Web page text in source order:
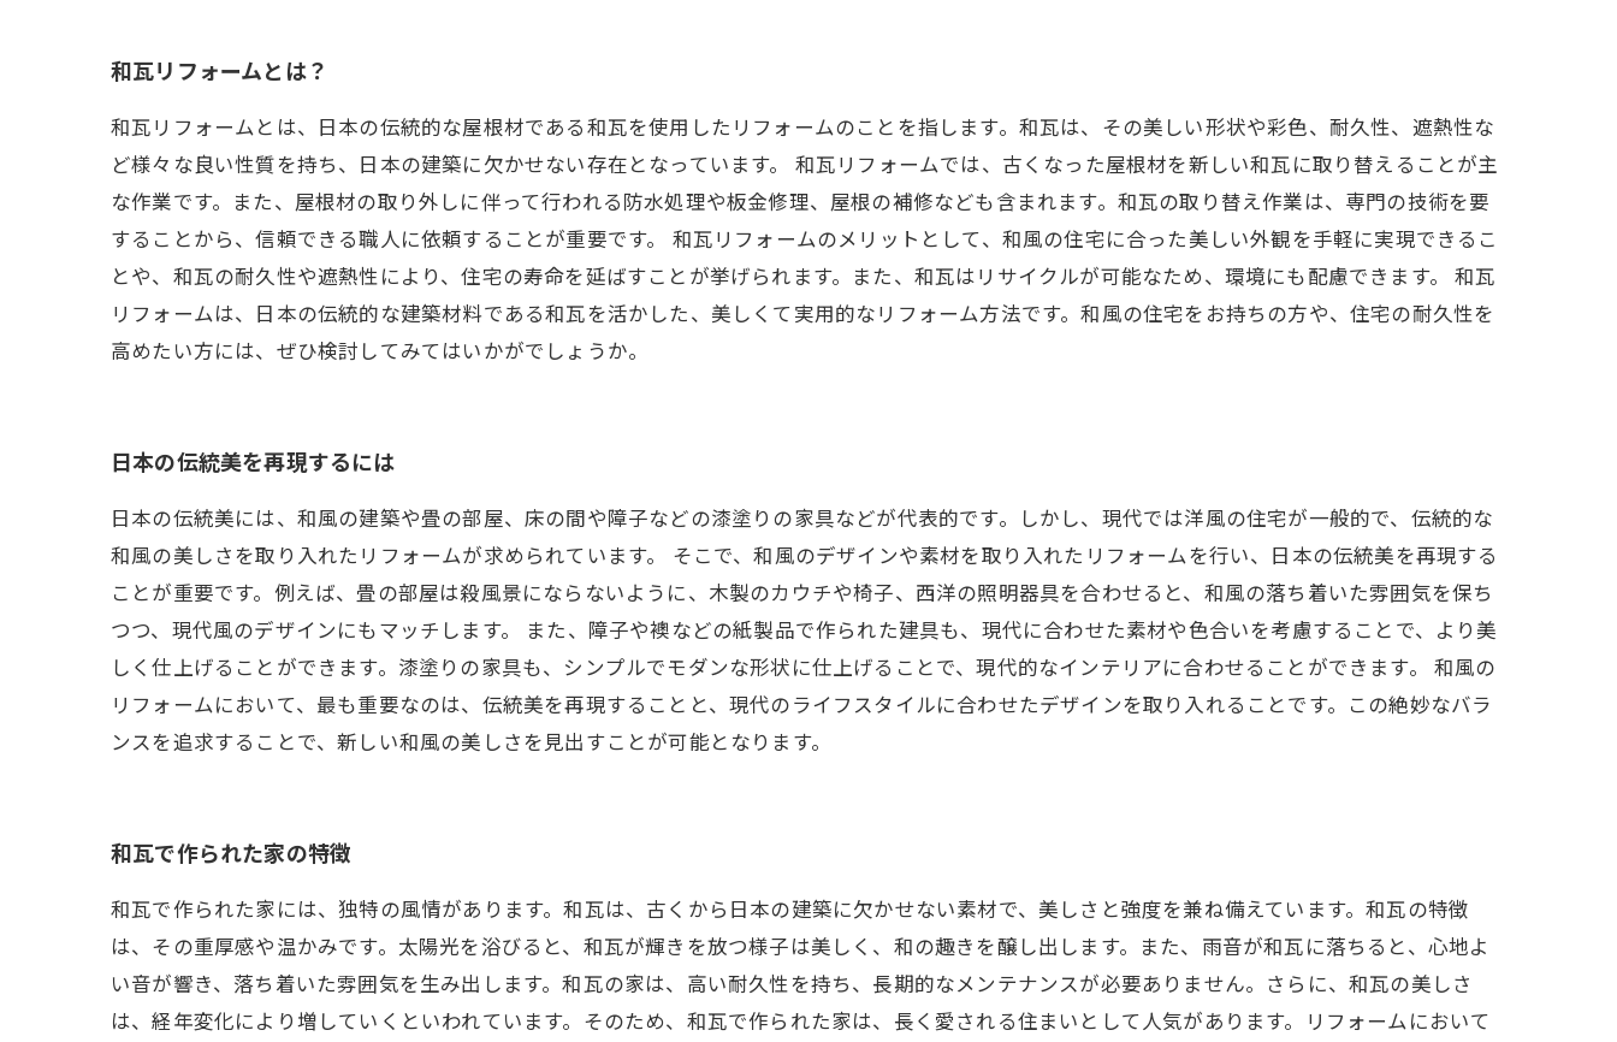
和瓦リフォームとは？
和瓦リフォームとは、日本の伝統的な屋根材である和瓦を使用したリフォームのことを指します。和瓦は、その美しい形状や彩色、耐久性、遮熱性な
ど様々な良い性質を持ち、日本の建築に欠かせない存在となっています。 和瓦リフォームでは、古くなった屋根材を新しい和瓦に取り替えることが主
な作業です。また、屋根材の取り外しに伴って行われる防水処理や板金修理、屋根の補修なども含まれます。和瓦の取り替え作業は、専門の技術を要
することから、信頼できる職人に依頼することが重要です。 和瓦リフォームのメリットとして、和風の住宅に合った美しい外観を手軽に実現できるこ
とや、和瓦の耐久性や遮熱性により、住宅の寿命を延ばすことが挙げられます。また、和瓦はリサイクルが可能なため、環境にも配慮できます。 和瓦
リフォームは、日本の伝統的な建築材料である和瓦を活かした、美しくて実用的なリフォーム方法です。和風の住宅をお持ちの方や、住宅の耐久性を
高めたい方には、ぜひ検討してみてはいかがでしょうか。
日本の伝統美を再現するには
日本の伝統美には、和風の建築や畳の部屋、床の間や障子などの漆塗りの家具などが代表的です。しかし、現代では洋風の住宅が一般的で、伝統的な
和風の美しさを取り入れたリフォームが求められています。 そこで、和風のデザインや素材を取り入れたリフォームを行い、日本の伝統美を再現する
ことが重要です。例えば、畳の部屋は殺風景にならないように、木製のカウチや椅子、西洋の照明器具を合わせると、和風の落ち着いた雰囲気を保ち
つつ、現代風のデザインにもマッチします。 また、障子や襖などの紙製品で作られた建具も、現代に合わせた素材や色合いを考慮することで、より美
しく仕上げることができます。漆塗りの家具も、シンプルでモダンな形状に仕上げることで、現代的なインテリアに合わせることができます。 和風の
リフォームにおいて、最も重要なのは、伝統美を再現することと、現代のライフスタイルに合わせたデザインを取り入れることです。この絶妙なバラ
ンスを追求することで、新しい和風の美しさを見出すことが可能となります。
和瓦で作られた家の特徴
和瓦で作られた家には、独特の風情があります。和瓦は、古くから日本の建築に欠かせない素材で、美しさと強度を兼ね備えています。和瓦の特徴
は、その重厚感や温かみです。太陽光を浴びると、和瓦が輝きを放つ様子は美しく、和の趣きを醸し出します。また、雨音が和瓦に落ちると、心地よ
い音が響き、落ち着いた雰囲気を生み出します。和瓦の家は、高い耐久性を持ち、長期的なメンテナンスが必要ありません。さらに、和瓦の美しさ
は、経年変化により増していくといわれています。そのため、和瓦で作られた家は、長く愛される住まいとして人気があります。リフォームにおいて